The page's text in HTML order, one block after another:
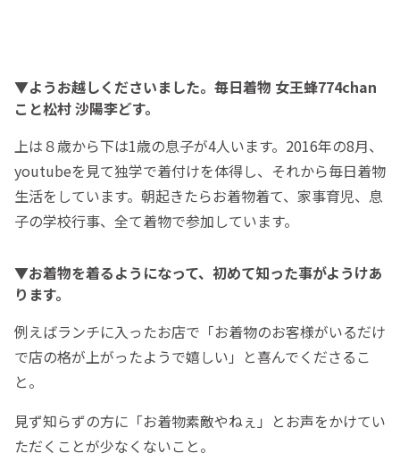
▼ようお越しくださいました。毎日着物 女王蜂774chan
こと松村 沙陽李どす。
上は８歳から下は1歳の息子が4人います。2016年の8月、
youtubeを見て独学で着付けを体得し、それから毎日着物
生活をしています。朝起きたらお着物着て、家事育児、息
子の学校行事、全て着物で参加しています。
▼お着物を着るようになって、初めて知った事がようけあ
ります。
例えばランチに入ったお店で「お着物のお客様がいるだけ
で店の格が上がったようで嬉しい」と喜んでくださるこ
と。
見ず知らずの方に「お着物素敵やねぇ」とお声をかけてい
ただくことが少なくないこと。